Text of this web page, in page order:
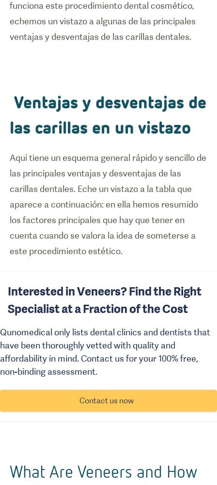
funciona este procedimiento dental cosmético,
echemos un vistazo a algunas de las principales
ventajas y desventajas de las carillas dentales.
Ventajas y desventajas de
las carillas en un vistazo
Aquí tiene un esquema general rápido y sencillo de
las principales ventajas y desventajas de las
carillas dentales. Eche un vistazo a la tabla que
aparece a continuación: en ella hemos resumido
los factores principales que hay que tener en
cuenta cuando se valora la idea de someterse a
este procedimiento estético.
Interested in Veneers? Find the Right
Specialist at a Fraction of the Cost
Qunomedical only lists dental clinics and dentists that
have been thoroughly vetted with quality and
affordability in mind. Contact us for your 100% free,
non-binding assessment.
Contact us now
What Are Veneers and How